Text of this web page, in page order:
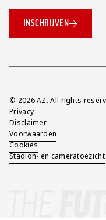
INSCHRIJVEN
Overig
© 2026 AZ. All rights
Privacy
Disclaimer
Voorwaarden
Cookies
Stadion- en cameratoezicht